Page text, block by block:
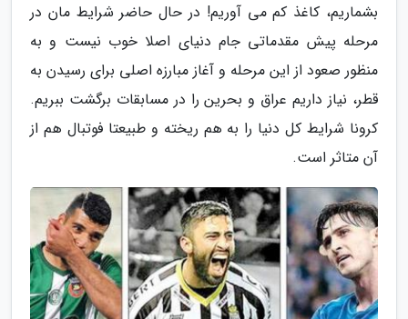
بشماریم، کاغذ کم می آوریم! در حال حاضر شرایط مان در
مرحله پیش مقدماتی جام دنیای اصلا خوب نیست و به
منظور صعود از این مرحله و آغاز مبارزه اصلی برای رسیدن به
قطر، نیاز داریم عراق و بحرین را در مسابقات برگشت ببریم.
کرونا شرایط کل دنیا را به هم ریخته و طبیعتا فوتبال هم از
آن متاثر است.